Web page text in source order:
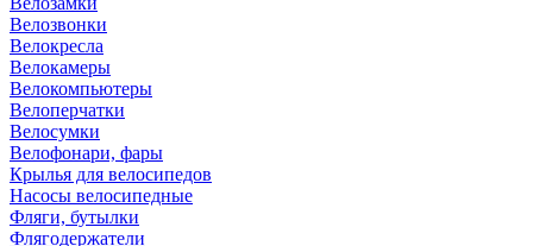
Велозвонки
Велокресла
Велокамеры
Велокомпьютеры
Велоперчатки
Велосумки
Велофонари, фары
Крылья для велосипедов
Насосы велосипедные
Фляги, бутылки
Флягодержатели